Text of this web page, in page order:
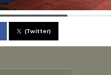
(Twitter)